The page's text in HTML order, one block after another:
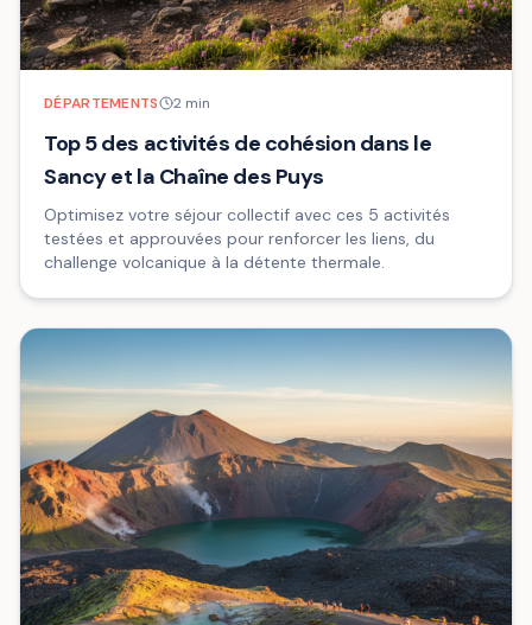
DÉPARTEMENTS 2min
Top 5 des activités de cohésion dans le
Sancy et la Chaîne des Puys
Optimisez votre séjour collectif avec ces 5 activités
testées et approuvées pour renforcer les liens, du
challenge volcanique à la détente thermale.